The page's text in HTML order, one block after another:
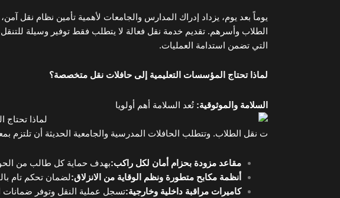
يوماً بعد يوم، يزداد إدراك المدارس والجامعات لأهمية تأمين نظام نقل
الطلاب وأسرهم. تقديم خدمة نقل فعالة لا يتطلب فقط توفير وسيلة
التي تضمن استدامة العمليات.
لماذا تحتاج المؤسسات التعليمية إلى حافلات نقل متخصصة؟
السلامة والموثوقية: تُعد السلامة أهم أولويا
ت نقل الطلاب. وتتطلب الحافلات المدرسية والجامعية الحديثة أن تلتزم
مقاعد مزودة بحزام أمان لكل راكب:بهدف حماية كل طالب من
أنظمة مكابح متطورة ونظم الوقاية من الانزلاق:لضمان تحكم تام
كاميرات مراقبة داخلية وخارجية:تسجل عملية النقل وتوفر ضمانات